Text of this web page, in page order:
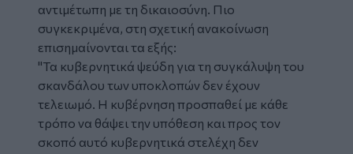
αντιμέτωπη με τη δικαιοσύνη. Πιο
συγκεκριμένα, στη σχετική ανακοίνωση
επισημαίνονται τα εξής:
"Τα κυβερνητικά ψεύδη για τη συγκάλυψη του
σκανδάλου των υποκλοπών δεν έχουν
τελειωμό. Η κυβέρνηση προσπαθεί με κάθε
τρόπο να θάψει την υπόθεση και προς τον
σκοπό αυτό κυβερνητικά στελέχη δεν